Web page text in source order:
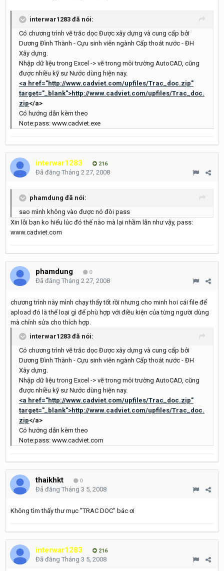
interwar1283 đã nói:
Có chương trình vẽ trắc dọc Được xây dựng và cung cấp bởi
Dương Đình Thành - Cựu sinh viên ngành Cấp thoát nước - ĐH
Xây dựng.
Nhập dữ liệu trong Excel -> vẽ trong môi trường AutoCAD, cũng
được nhiều kỹ sư Nước dùng hiện nay.
<a href="http://www.cadviet.com/upfiles/Trac_doc.zip"
target="_blank">http://www.cadviet.com/upfiles/Trac_doc.
zip</a>
Có hướng dẫn kèm theo
Note:pass: www.cadviet.exe
interwar1283 216
Đã đăng Tháng 2 27, 2008
phamdung đã nói:
sao mình không vào được nó đòi pass
Xin lỗi bạn ko hiểu lúc đó thế nào mà lại nhầm lẫn như vậy, pass:
www.cadviet.com
phamdung 0
Đã đăng Tháng 2 27, 2008
chương trình này mình chạy thấy tốt rồi nhưng cho minh hoi cái file để
apload đó là thể loại gì để phù hợp với điều kiện của từng người dùng
mà chỉnh sửa cho thích hợp.
interwar1283 đã nói:
Có chương trình vẽ trắc dọc Được xây dựng và cung cấp bởi
Dương Đình Thành - Cựu sinh viên ngành Cấp thoát nước - ĐH
Xây dựng.
Nhập dữ liệu trong Excel -> vẽ trong môi trường AutoCAD, cũng
được nhiều kỹ sư Nước dùng hiện nay.
<a href="http://www.cadviet.com/upfiles/Trac_doc.zip"
target="_blank">http://www.cadviet.com/upfiles/Trac_doc.
zip</a>
Có hướng dẫn kèm theo
Note:pass: www.cadviet.com
thaikhkt 0
Đã đăng Tháng 3 5, 2008
Không tìm thấy thư mục "TRAC DOC" bác ơi
interwar1283 216
Đã đăng Tháng 3 5, 2008